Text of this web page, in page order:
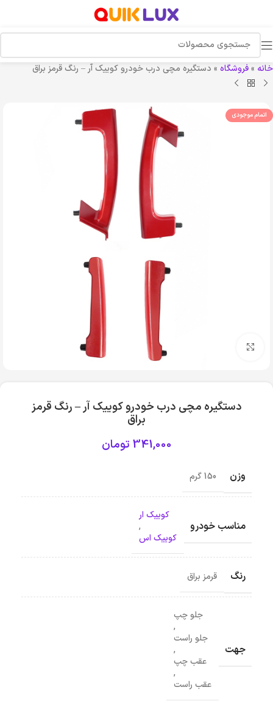
خانه »فروشگاه » دستگیره مچی درب خودرو کوییک آر – رنگ قرمز براق
اتمام موجودی
دستگیره مچی درب خودرو کوییک آر – رنگ قرمز
براق
341,000 تومان
وزن 150 گرم
مناسب خودرو
کوییک ار
,
کوییک اس
رنگ قرمز براق
جهت
جلو چپ
,
جلو راست
,
عقب چپ
,
عقب راست